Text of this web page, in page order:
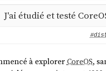
J'ai étudié et testé
à explorerCoreOS,